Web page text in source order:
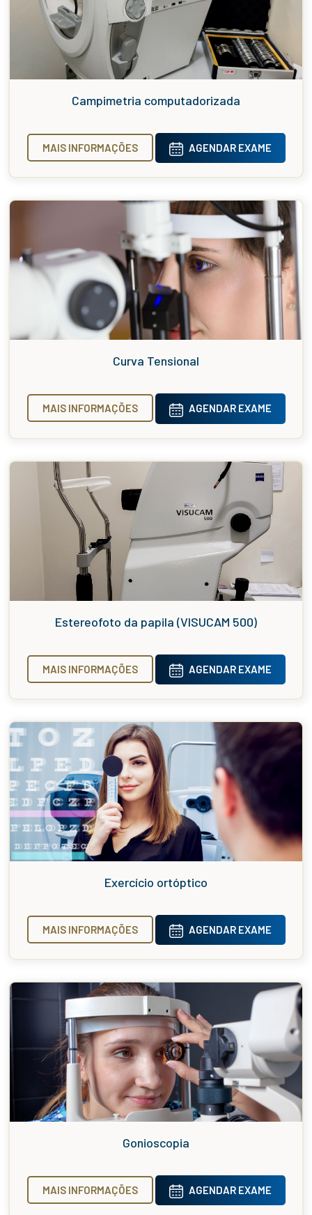
Campimetria computadorizada
MAIS INFORMAÇÕES AGENDAR EXAME
Curva Tensional
MAIS INFORMAÇÕES AGENDAR EXAME
Estereofoto da papila (VISUCAM 500)
MAIS INFORMAÇÕES AGENDAR EXAME
Exercício ortóptico
MAIS INFORMAÇÕES AGENDAR EXAME
Gonioscopia
MAIS INFORMAÇÕES AGENDAR EXAME